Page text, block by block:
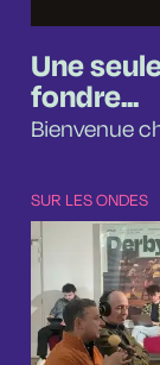
Une
fondre...
Bienvenue
SUR LES ONDES